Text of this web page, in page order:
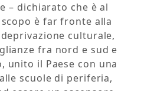
– dichiarato che è al
è far fronte alla
culturale,
fra nord e sud e
unito il Paese con una
scuole di periferia,